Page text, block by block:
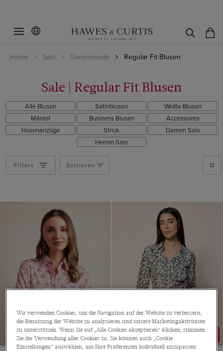
Home Sale Damenmode Regular Fit Blusen
Sale | Regular Fit Blusen
Alle Blusen Satinblusen
Weiße Blusen
Mäntel
Business Blusen
Accessoires
Hosenanzüge
Strick
Damen Sale
Herren Sale
10
20
Blumig
Geometrisch
Material
Baumwolle
Farbe
Blau
Creme
Rosa
Rot
Produkte ansehen
Filters Sortieren nach
49% RABATT 49% RABATT
Wir verwenden Cookies, um die Navigation auf der Website zu verbessern,
die Benutzung der Website zu analysieren und unsere Marketingaktivitäten
zu unterstützen. Wenn Sie auf „Alle Cookies akzeptieren“ klicken, stimmen
Sie der Verwendung aller Cookies zu. Sie können auch „Cookie
Einstellungen“ auswählen, um Ihre Präferenzen individuell anzupassen.